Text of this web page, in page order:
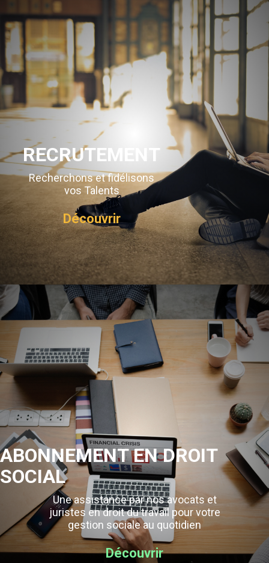
RECRUTEMENT
Recherchons et fidélisons
vos Talents
Découvrir
ABONNEMENT EN DROIT
SOCIAL
Une assistance par nos avocats et
juristes en droit du travail pour votre
gestion sociale au quotidien
Découvrir